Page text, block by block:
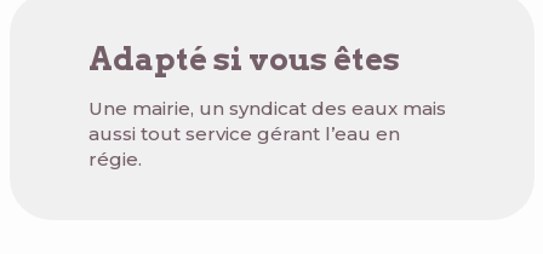
Adapté si vous êtes
Une mairie, un syndicat des eaux mais
aussi tout service gérant l’eau en
régie.